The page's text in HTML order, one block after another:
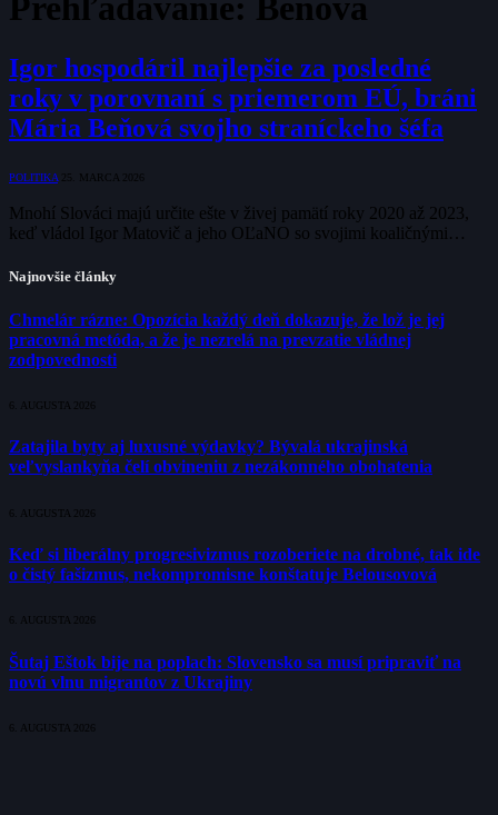
Prehľadávanie: Beňová
Igor hospodáril najlepšie za posledné
roky v porovnaní s priemerom EÚ, bráni
Mária Beňová svojho straníckeho šéfa
POLITIKA 25. MARCA 2026
Mnohí Slováci majú určite ešte v živej pamätí roky 2020 až 2023,
keď vládol Igor Matovič a jeho OĽaNO so svojimi koaličnými…
Najnovšie články
Chmelár rázne: Opozícia každý deň dokazuje, že lož je jej
pracovná metóda, a že je nezrelá na prevzatie vládnej
zodpovednosti
6. AUGUSTA 2026
Zatajila byty aj luxusné výdavky? Bývalá ukrajinská
veľvyslankyňa čelí obvineniu z nezákonného obohatenia
6. AUGUSTA 2026
Keď si liberálny progresivizmus rozoberiete na drobné, tak ide
o čistý fašizmus, nekompromisne konštatuje Belousovová
6. AUGUSTA 2026
Šutaj Eštok bije na poplach: Slovensko sa musí pripraviť na
novú vlnu migrantov z Ukrajiny
6. AUGUSTA 2026